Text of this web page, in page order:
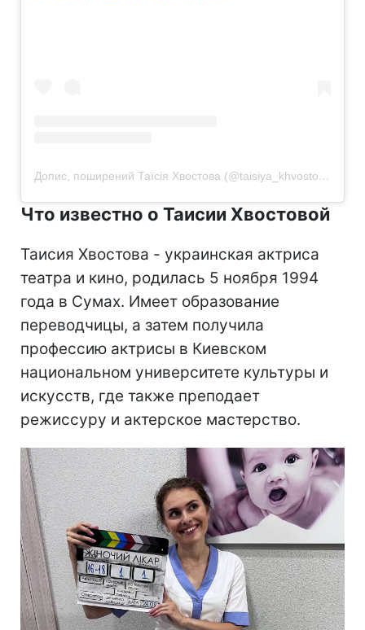
Допис, поширений Таїсія Хвостова (@taisiya_khvostova)
Что известно о Таисии Хвостовой
Таисия Хвостова - украинская актриса
театра и кино, родилась 5 ноября 1994
года в Сумах. Имеет образование
переводчицы, а затем получила
профессию актрисы в Киевском
национальном университете культуры и
искусств, где также преподает
режиссуру и актерское мастерство.